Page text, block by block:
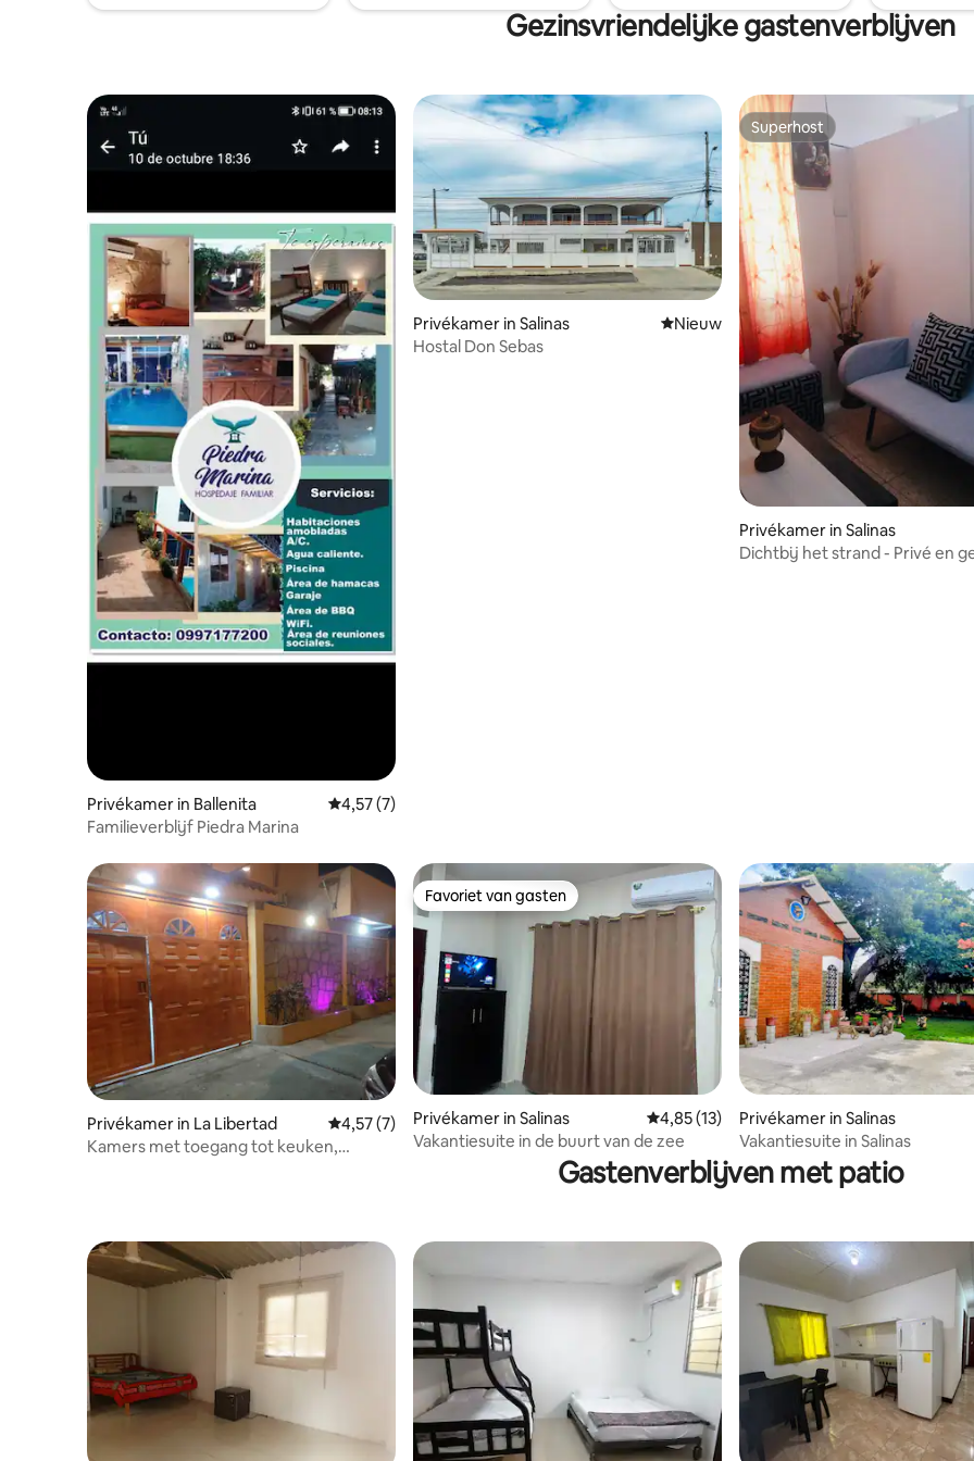
Gezinsvriendelijke gastenverblijven
Privékamer in Ballenita Gemiddelde beoordeling van 4,57 uit 5, 7 recensies
4,57 (7)
Familieverblijf Piedra Marina
Privékamer in Salinas Nieuwe accommodatie
Nieuw
Hostal Don Sebas
Superhost
Superhost
Privékamer in Salinas
Dichtbij het strand - Privé en
Privékamer in La Libertad Gemiddelde beoordeling van 4,57 uit 5, 7 recensies
4,57 (7)
Kamers met toegang tot keuken,
Favoriet van gasten
Favoriet van gasten
Privékamer in Salinas Gemiddelde beoordeling van 4,85 uit 5, 13
4,85 (13)
Vakantiesuite in de buurt van de zee
Privékamer in Salinas
Vakantiesuite in Salinas
Gastenverblijven met patio